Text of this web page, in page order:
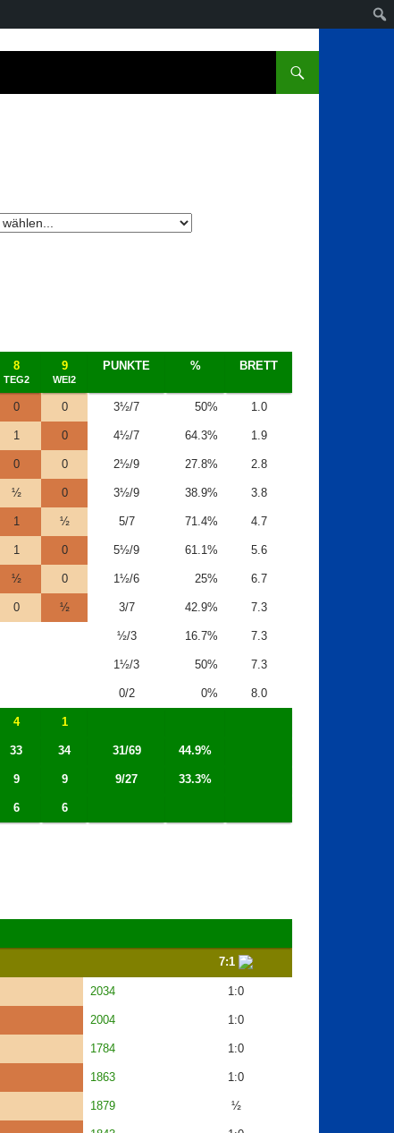
8
TEG2
9
WEI2
PUNKTE % BRETT
0 0 3½/7 50% 1.0
1 0 4½/7 64.3% 1.9
0 0 2½/9 27.8% 2.8
½ 0 3½/9 38.9% 3.8
1 ½ 5/7 71.4% 4.7
1 0 5½/9 61.1% 5.6
½ 0 1½/6 25% 6.7
0 ½ 3/7 42.9% 7.3
½/3 16.7% 7.3
1½/3 50% 7.3
0/2 0% 8.0
4 1
33 34 31/69 44.9%
9 9 9/27 33.3%
6 6
7:1
2034 1:0
2004 1:0
1784 1:0
1863 1:0
1879 ½